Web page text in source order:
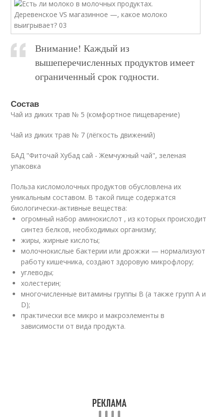
Внимание! Каждый из
вышеперечисленных продуктов имеет
ограниченный срок годности.
Состав
Чай из диких трав № 5 (комфортное пищеварение)
Чай из диких трав № 7 (лёгкость движений)
БАД "Фиточай Хубад сай - Жемчужный чай", зеленая
упаковка
Польза кисломолочных продуктов обусловлена их
уникальным составом. В такой пище содержатся
биологически-активные вещества:
огромный набор аминокислот , из которых происходит
синтез белков, необходимых организму;
жиры, жирные кислоты;
молочнокислые бактерии или дрожжи — нормализуют
работу кишечника, создают здоровую микрофлору;
углеводы;
холестерин;
многочисленные витамины группы В (а также групп A и
D);
практически все микро и макроэлементы в
зависимости от вида продукта.